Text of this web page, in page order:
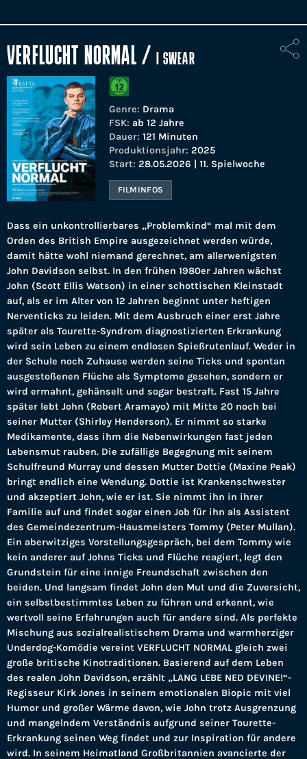
VERFLUCHT NORMAL / I SWEAR
Genre: Drama
FSK: ab 12 Jahre
Dauer: 121 Minuten
Produktionsjahr: 2025
Start: 28.05.2026 | 11. Spielwoche
FILMINFOS
Dass ein unkontrollierbares „Problemkind“ mal mit dem
Orden des British Empire ausgezeichnet werden würde,
damit hätte wohl niemand gerechnet, am allerwenigsten
John Davidson selbst. In den frühen 1980er Jahren wächst
John (Scott Ellis Watson) in einer schottischen Kleinstadt
auf, als er im Alter von 12 Jahren beginnt unter heftigen
Nerventicks zu leiden. Mit dem Ausbruch einer erst Jahre
später als Tourette-Syndrom diagnostizierten Erkrankung
wird sein Leben zu einem endlosen Spießrutenlauf. Weder in
der Schule noch Zuhause werden seine Ticks und spontan
ausgestoßenen Flüche als Symptome gesehen, sondern er
wird ermahnt, gehänselt und sogar bestraft. Fast 15 Jahre
später lebt John (Robert Aramayo) mit Mitte 20 noch bei
seiner Mutter (Shirley Henderson). Er nimmt so starke
Medikamente, dass ihm die Nebenwirkungen fast jeden
Lebensmut rauben. Die zufällige Begegnung mit seinem
Schulfreund Murray und dessen Mutter Dottie (Maxine Peak)
bringt endlich eine Wendung. Dottie ist Krankenschwester
und akzeptiert John, wie er ist. Sie nimmt ihn in ihrer
Familie auf und findet sogar einen Job für ihn als Assistent
des Gemeindezentrum-Hausmeisters Tommy (Peter Mullan).
Ein aberwitziges Vorstellungsgespräch, bei dem Tommy wie
kein anderer auf Johns Ticks und Flüche reagiert, legt den
Grundstein für eine innige Freundschaft zwischen den
beiden. Und langsam findet John den Mut und die Zuversicht,
ein selbstbestimmtes Leben zu führen und erkennt, wie
wertvoll seine Erfahrungen auch für andere sind. Als perfekte
Mischung aus sozialrealistischem Drama und warmherziger
Underdog-Komödie vereint VERFLUCHT NORMAL gleich zwei
große britische Kinotraditionen. Basierend auf dem Leben
des realen John Davidson, erzählt „LANG LEBE NED DEVINE!“-
Regisseur Kirk Jones in seinem emotionalen Biopic mit viel
Humor und großer Wärme davon, wie John trotz Ausgrenzung
und mangelndem Verständnis aufgrund seiner Tourette-
Erkrankung seinen Weg findet und zur Inspiration für andere
wird. In seinem Heimatland Großbritannien avancierte der